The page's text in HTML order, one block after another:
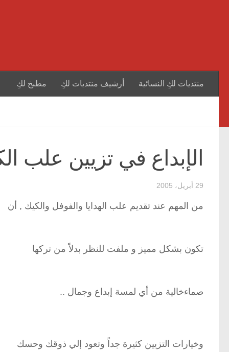
منتديات لكِ النسائية أرشيف منتديات لكِ مطبخ لكِ
الإبداع في تزيين علب
29 أبريل، 2005
من المهم عند تقديم علب الهدايا والفوفل والكيك , أن
تكون بشكل مميز و ملفت للنظر بدلاً من تركها
صماءخالية من أي لمسة إبداع وجمال ..
وخيارات التزيين كثيرة جداً وتعود إلي ذوقك وحسك